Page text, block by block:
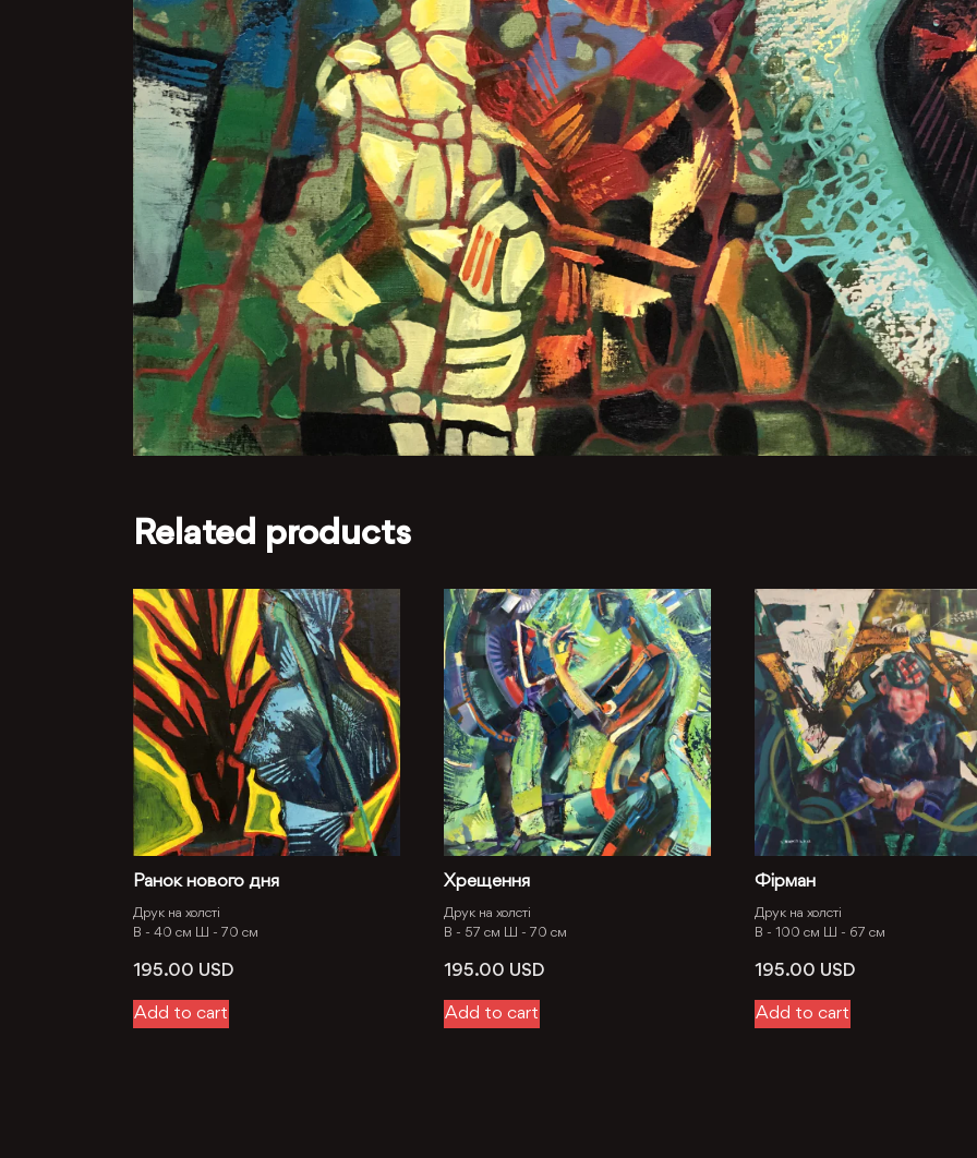
Related products
Ранок нового дня
Друк на холсті
В - 40 см Ш - 70 см
195.00 USD
Add to cart
Хрещення
Друк на холсті
В - 57 см Ш - 70 см
195.00 USD
Add to cart
Фірман
Друк на холсті
В - 100 см Ш - 67 см
195.00 USD
Add to cart